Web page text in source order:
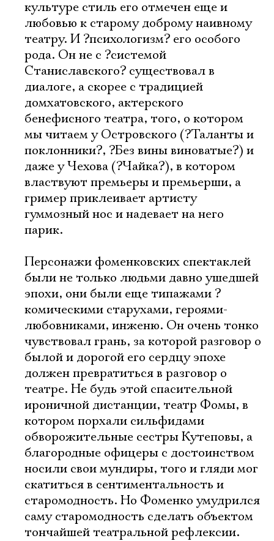
культуре стиль его отмечен еще и
любовью к старому доброму наивному
театру. И ?психологизм? его особого
рода. Он не с ?системой
Станиславского? существовал в
диалоге, а скорее с традицией
домхатовского, актерского
бенефисного театра, того, о котором
мы читаем у Островского (?Таланты и
поклонники?, ?Без вины виноватые?) и
даже у Чехова (?Чайка?), в котором
властвуют премьеры и премьерши, а
гример приклеивает артисту
гуммозный нос и надевает на него
парик.
Персонажи фоменковских спектаклей
были не только людьми давно ушедшей
эпохи, они были еще типажами ?
комическими старухами, героями-
любовниками, инженю. Он очень тонко
чувствовал грань, за которой разговор о
былой и дорогой его сердцу эпохе
должен превратиться в разговор о
театре. Не будь этой спасительной
ироничной дистанции, театр Фомы, в
котором порхали сильфидами
обворожительные сестры Кутеповы, а
благородные офицеры с достоинством
носили свои мундиры, того и гляди мог
скатиться в сентиментальность и
старомодность. Но Фоменко умудрился
саму старомодность сделать объектом
тончайшей театральной рефлексии.
Электропочта
Имя
Ознакомиться